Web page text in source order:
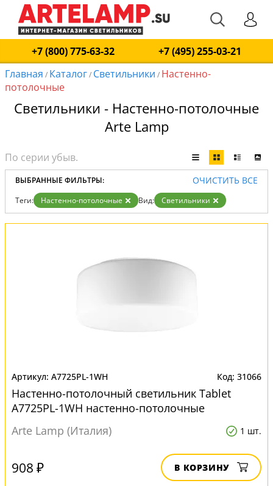
+7 (800) 775-63-32
+7 (495) 255-03-21
Главная / Каталог/ Светильники / Настенно-
потолочные
Светильники - Настенно-потолочные
Arte Lamp
ВЫБРАННЫЕ ФИЛЬТРЫ: ОЧИСТИТЬ ВСЕ
Теги: Настенно-потолочные Вид: Светильники
A7725PL-1WH 31066
Настенно-потолочный светильник Tablet
A7725PL-1WH настенно-потолочные
Arte Lamp (Италия)
1 шт.
908 ₽ В КОРЗИНУ